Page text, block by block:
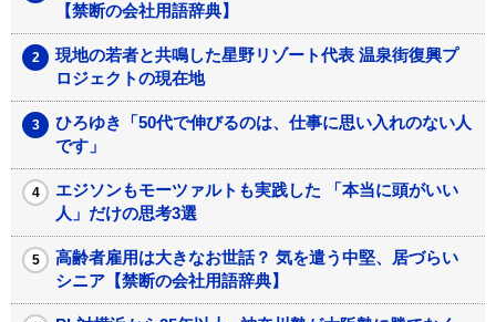
【禁断の会社用語辞典】
現地の若者と共鳴した星野リゾート代表 温泉街復興プ
ロジェクトの現在地
ひろゆき「50代で伸びるのは、仕事に思い入れのない人
です」
エジソンもモーツァルトも実践した 「本当に頭がいい
人」だけの思考3選
高齢者雇用は大きなお世話？ 気を遣う中堅、居づらい
シニア【禁断の会社用語辞典】